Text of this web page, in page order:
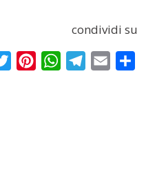
condividi su
TwitterPinterestWhatsAppTelegram
Email